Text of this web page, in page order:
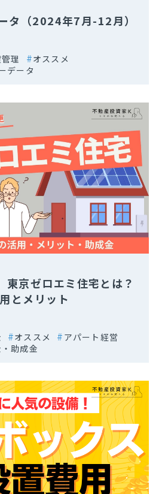
タ（2024年7月-12月）
理
オススメ
データ
東京ゼロエミ住宅とは？
とメリット
オススメ
アパート経営
助成金